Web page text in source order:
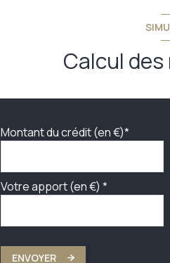
Calcul
Montant du crédit (en €)*
Votre apport (en €) *
ENVOYER